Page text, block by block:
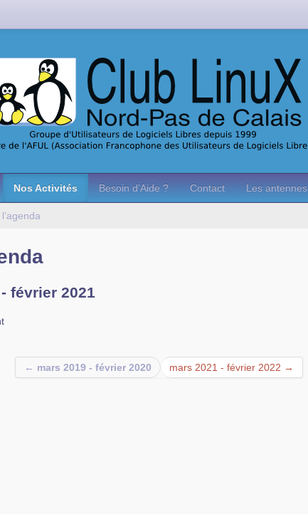
Nos Activités Besoin d’Aide ? Contact Les antennes
février 2021
← mars 2019 - février 2020 mars 2021 - février 2022 →